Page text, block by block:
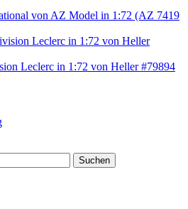
von AZ Model in 1:72 (AZ 7419
Leclerc in 1:72 von Heller #79894
Suchen